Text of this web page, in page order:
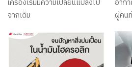
เครื่องเริ่มมีความเปลี่ยนแปลงไป
จากเดิม
อาก
ผู้คน